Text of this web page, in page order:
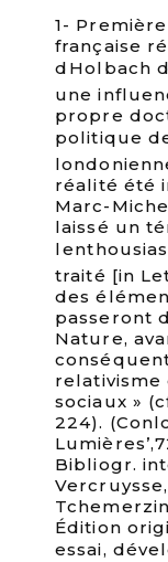
1-
française
dHolbach
une
propre
politique
réalité été
Marc-
laissé un
traité [in
des
passeront
Nature,
relativisme
sociaux »
224).
Bibliogr.
Vercruysse,
Édition
essai,